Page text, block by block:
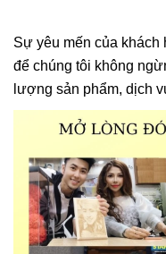
Sự yêu mến của khách
để chúng tôi không
lượng sản phẩm, dịch